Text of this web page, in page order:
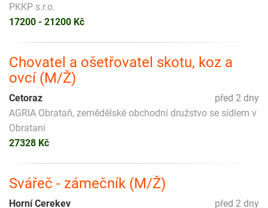
PKKP s.r.o.
17200 - 21200 Kč
Chovatel a ošetřovatel skotu, koz a
ovcí (M/Ž)
před 2 dny
Cetoraz
AGRIA Obrataň, zemědělské obchodní družstvo se sídlem v
Obratani
27328 Kč
Svářeč - zámečník (M/Ž)
před 2 dny
Horní Cerekev